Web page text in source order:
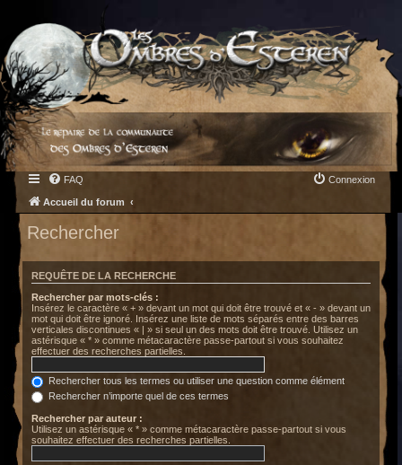
FAQ Connexion
Accueil du forum
Rechercher
REQUÊTE DE LA RECHERCHE
Rechercher par mots-clés :
Insérez le caractère « + » devant un mot qui doit être trouvé et « - » devant un
mot qui doit être ignoré. Insérez une liste de mots séparés entre des barres
verticales discontinues « | » si seul un des mots doit être trouvé. Utilisez un
astérisque « * » comme métacaractère passe-partout si vous souhaitez
effectuer des recherches partielles.
Rechercher tous les termes ou utiliser une question comme élément
Rechercher n’importe quel de ces termes
Rechercher par auteur :
Utilisez un astérisque « * » comme métacaractère passe-partout si vous
souhaitez effectuer des recherches partielles.